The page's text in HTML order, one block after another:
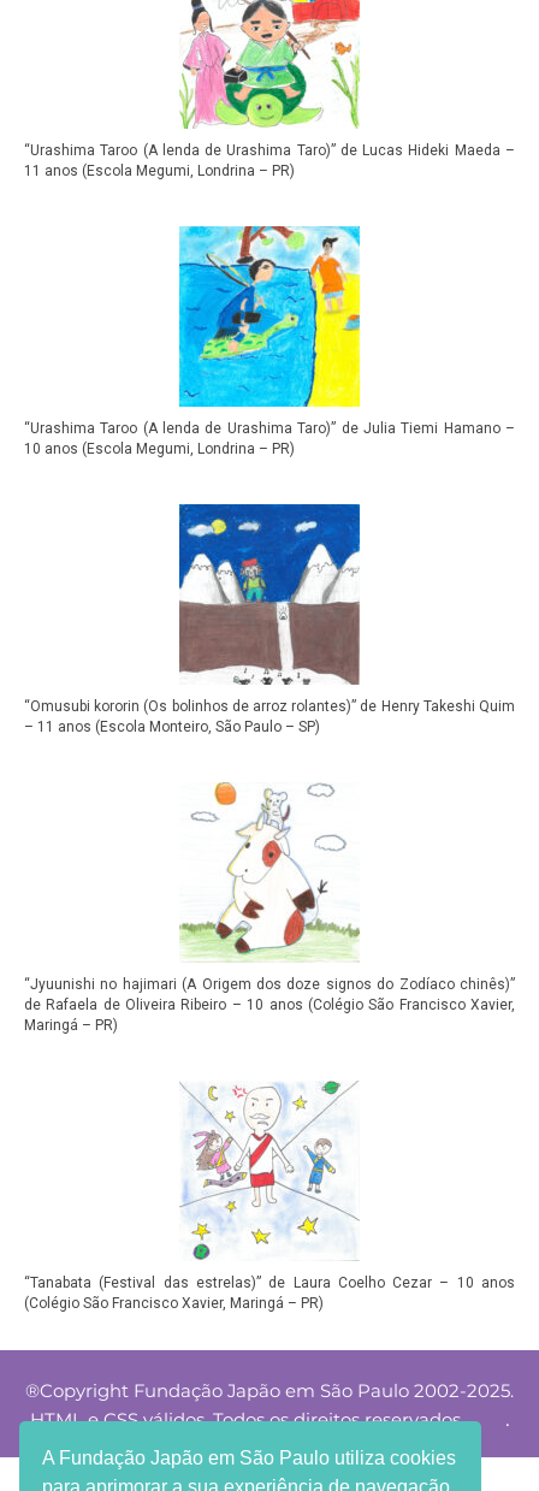
“Urashima Taroo (A lenda de Urashima Taro)” de Lucas Hideki Maeda –
11 anos (Escola Megumi, Londrina – PR)
“Urashima Taroo (A lenda de Urashima Taro)” de Julia Tiemi Hamano –
10 anos (Escola Megumi, Londrina – PR)
“Omusubi kororin (Os bolinhos de arroz rolantes)” de Henry Takeshi Quim
– 11 anos (Escola Monteiro, São Paulo – SP)
“Jyuunishi no hajimari (A Origem dos doze signos do Zodíaco chinês)”
de Rafaela de Oliveira Ribeiro – 10 anos (Colégio São Francisco Xavier,
Maringá – PR)
“Tanabata (Festival das estrelas)” de Laura Coelho Cezar – 10 anos
(Colégio São Francisco Xavier, Maringá – PR)
®Copyright Fundação Japão em São Paulo 2002-2025.
HTML e CSS válidos. Todos os direitos reservados.
.
A Fundação Japão em São Paulo utiliza cookies
para aprimorar a sua experiência de navegação.